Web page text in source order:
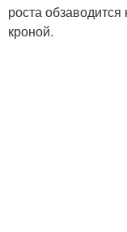
роста
кроной.